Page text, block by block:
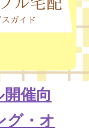
催向
グ・オ